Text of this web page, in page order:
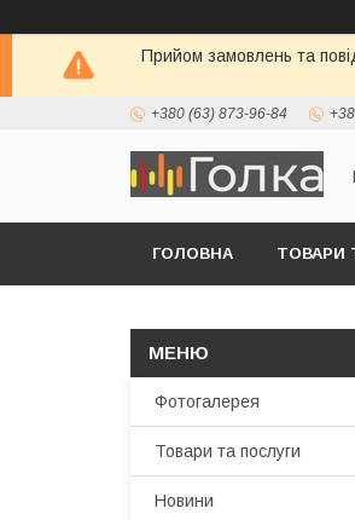
Прийом замовлень та
+380 (63) 873-96-84
ГОЛОВНА ТОВАРИ
Фотогалерея
Товари та послуги
Новини